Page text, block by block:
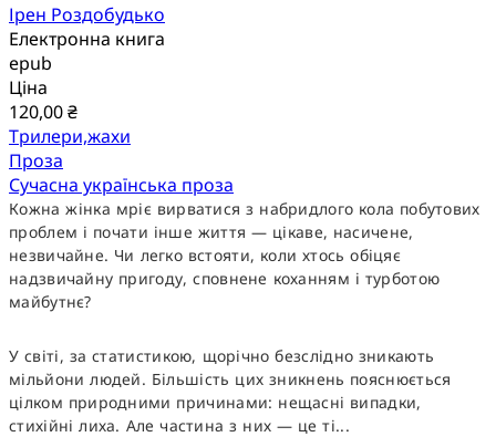
Ірен Роздобудько
Електронна книга
epub
Ціна
120,00 ₴
Трилери,жахи
Проза
Сучасна українська проза
Кожна жінка мріє вирватися з набридлого кола побутових
проблем і почати інше життя — цікаве, насичене,
незвичайне. Чи легко встояти, коли хтось обіцяє
надзвичайну пригоду, сповнене коханням і турботою
майбутнє?
У світі, за статистикою, щорічно безслідно зникають
мільйони людей. Більшість цих зникнень пояснюється
цілком природними причинами: нещасні випадки,
стихійні лиха. Але частина з них — це ті...